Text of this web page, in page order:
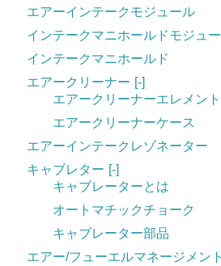
エアーインテークモジュール
インテークマニホールドモジュ
インテークマニホールド
エアークリーナー [-]
エアークリーナーエレメント
エアークリーナーケース
エアーインテークレゾネーター
キャブレター [-]
キャブレーターとは
オートマチックチョーク
キャブレーター部品
エアー/フューエルマネージメント